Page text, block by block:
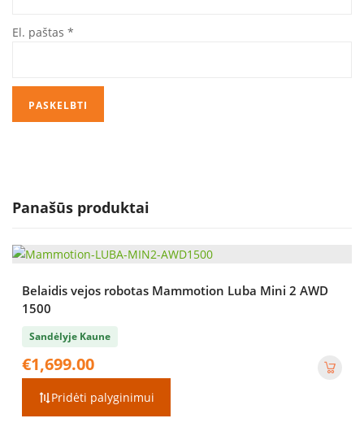
El. paštas *
Panašūs produktai
Belaidis vejos robotas Mammotion Luba Mini 2 AWD
1500
Sandėlyje Kaune
€1,699.00
Pridėti palyginimui